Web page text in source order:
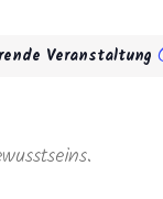
Veranstaltung